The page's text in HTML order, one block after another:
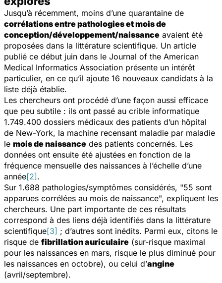
Jusqu’à récemment, moins d’une quarantaine de
corrélations entre pathologies et mois de
conception/développement/naissance avaient été
proposées dans la littérature scientifique. Un article
publié ce début juin dans le Journal of the American
Medical Informatics Association présente un intérêt
particulier, en ce qu’il ajoute 16 nouveaux candidats à la
liste déjà établie.
Les chercheurs ont procédé d’une façon aussi efficace
que peu subtile : ils ont passé au crible informatique
1.749.400 dossiers médicaux des patients d’un hôpital
de New-York, la machine recensant maladie par maladie
le mois de naissance des patients concernés. Les
données ont ensuite été ajustées en fonction de la
fréquence mensuelle des naissances à l’échelle d’une
année[2].
Sur 1.688 pathologies/symptômes considérés, "55 sont
apparues corrélées au mois de naissance", expliquent les
chercheurs. Une part importante de ces résultats
correspond à des liens déjà identifiés dans la littérature
scientifique[3] ; d’autres sont inédits. Parmi eux, citons le
risque de fibrillation auriculaire (sur-risque maximal
pour les naissances en mars, risque le plus diminué pour
les naissances en octobre), ou celui d’angine
(avril/septembre).